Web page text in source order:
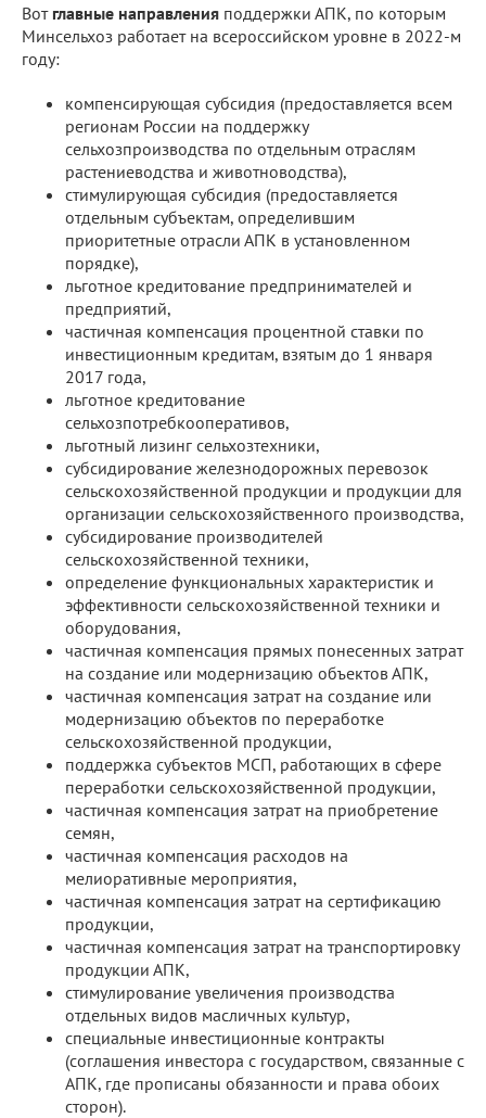
Вот главные направления поддержки АПК, по которым
Минсельхоз работает на всероссийском уровне в 2022-м
году:
компенсирующая субсидия (предоставляется всем
регионам России на поддержку
сельхозпроизводства по отдельным отраслям
растениеводства и животноводства),
стимулирующая субсидия (предоставляется
отдельным субъектам, определившим
приоритетные отрасли АПК в установленном
порядке),
льготное кредитование предпринимателей и
предприятий,
частичная компенсация процентной ставки по
инвестиционным кредитам, взятым до 1 января
2017 года,
льготное кредитование
сельхозпотребкооперативов,
льготный лизинг сельхозтехники,
субсидирование железнодорожных перевозок
сельскохозяйственной продукции и продукции для
организации сельскохозяйственного производства,
субсидирование производителей
сельскохозяйственной техники,
определение функциональных характеристик и
эффективности сельскохозяйственной техники и
оборудования,
частичная компенсация прямых понесенных затрат
на создание или модернизацию объектов АПК,
частичная компенсация затрат на создание или
модернизацию объектов по переработке
сельскохозяйственной продукции,
поддержка субъектов МСП, работающих в сфере
переработки сельскохозяйственной продукции,
частичная компенсация затрат на приобретение
семян,
частичная компенсация расходов на
мелиоративные мероприятия,
частичная компенсация затрат на сертификацию
продукции,
частичная компенсация затрат на транспортировку
продукции АПК,
стимулирование увеличения производства
отдельных видов масличных культур,
специальные инвестиционные контракты
(соглашения инвестора с государством, связанные с
АПК, где прописаны обязанности и права обоих
сторон).